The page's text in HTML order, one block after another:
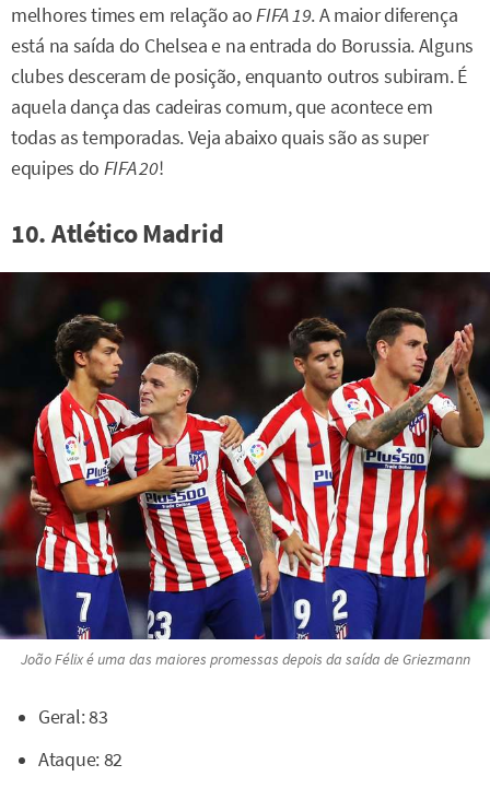
melhores times em relação aoFIFA 19. A maior diferença
está na saída do Chelsea e na entrada do Borussia. Alguns
clubes desceram de posição, enquanto outros subiram. É
aquela dança das cadeiras comum, que acontece em
todas as temporadas. Veja abaixo quais são as super
equipes do FIFA 20!
10. Atlético Madrid
João Félix é uma das maiores promessas depois da saída de Griezmann
Geral: 83
Ataque: 82